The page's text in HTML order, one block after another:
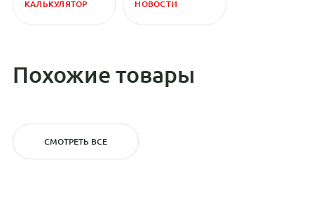
КАЛЬКУЛЯТОР НОВОСТИ
Похожие товары
СМОТРЕТЬ ВСЕ